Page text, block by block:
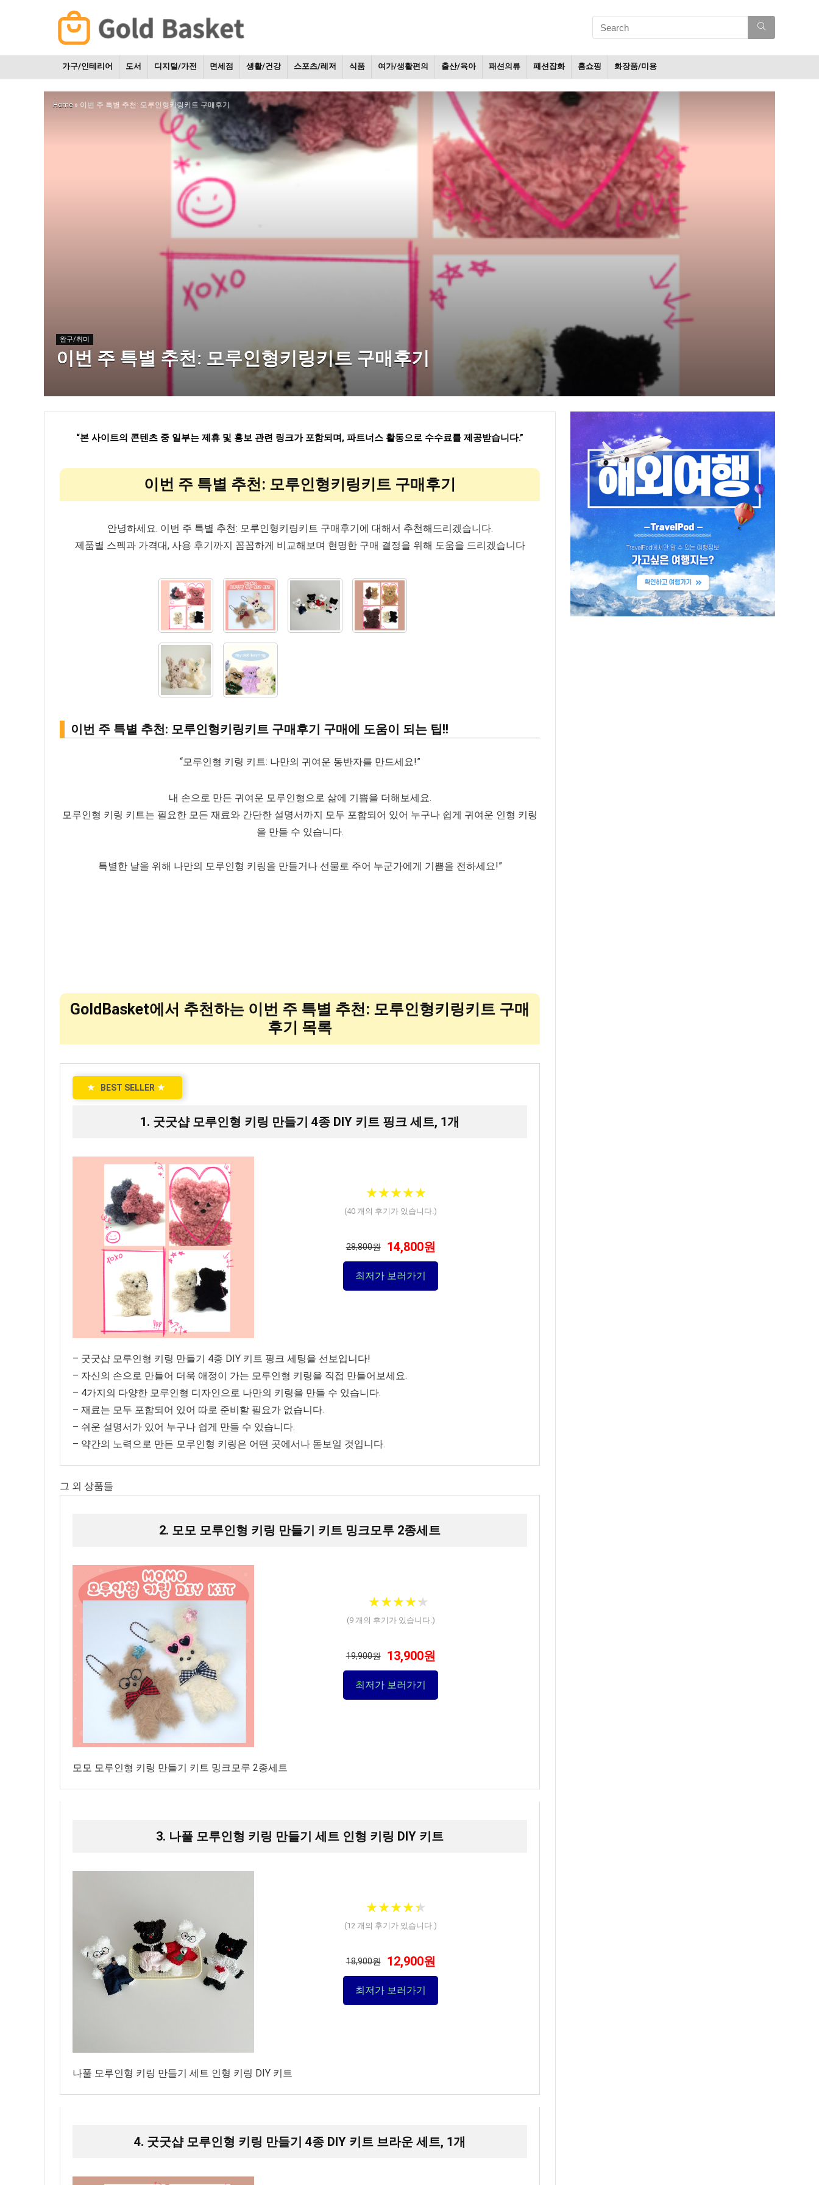
가구/인테리어 도서 디지털/가전 면세점 생활/건강 스포츠/레저 식품 여가/생활편의 출산/육아 패션의류 패션잡화 홈쇼핑 화장품/미용
Home » 이번 주 특별 추천: 모루인형키링키트 구매후기
완구/취미
이번 주 특별 추천: 모루인형키링키트 구매후기
“본 사이트의 콘텐츠 중 일부는 제휴 및 홍보 관련 링크가 포함되며, 파트너스 활동으로 수수료를 제공받습니다.”
이번 주 특별 추천: 모루인형키링키트 구매후기
안녕하세요. 이번 주 특별 추천: 모루인형키링키트 구매후기에 대해서 추천해드리겠습니다.
제품별 스펙과 가격대, 사용 후기까지 꼼꼼하게 비교해보며 현명한 구매 결정을 위해 도움을 드리겠습니다
이번 주 특별 추천: 모루인형키링키트 구매후기 구매에 도움이 되는 팁!!
“모루인형 키링 키트: 나만의 귀여운 동반자를 만드세요!”
내 손으로 만든 귀여운 모루인형으로 삶에 기쁨을 더해보세요.
모루인형 키링 키트는 필요한 모든 재료와 간단한 설명서까지 모두 포함되어 있어 누구나 쉽게 귀여운 인형 키링
을 만들 수 있습니다.
특별한 날을 위해 나만의 모루인형 키링을 만들거나 선물로 주어 누군가에게 기쁨을 전하세요!”
GoldBasket에서 추천하는 이번 주 특별 추천: 모루인형키링키트 구매
후기 목록
★ BEST SELLER ★
1. 굿굿샵 모루인형 키링 만들기 4종 DIY 키트 핑크 세트, 1개
★★★★★
★★★★★
(40 개의 후기가 있습니다.)
28,800원 14,800원
최저가 보러가기
– 굿굿샵 모루인형 키링 만들기 4종 DIY 키트 핑크 세팅을 선보입니다!
– 자신의 손으로 만들어 더욱 애정이 가는 모루인형 키링을 직접 만들어보세요.
– 4가지의 다양한 모루인형 디자인으로 나만의 키링을 만들 수 있습니다.
– 재료는 모두 포함되어 있어 따로 준비할 필요가 없습니다.
– 쉬운 설명서가 있어 누구나 쉽게 만들 수 있습니다.
– 약간의 노력으로 만든 모루인형 키링은 어떤 곳에서나 돋보일 것입니다.
그 외 상품들
2. 모모 모루인형 키링 만들기 키트 밍크모루 2종세트
★★★★★
★★★★★
(9개의 후기가 있습니다.)
19,900원 13,900원
최저가 보러가기
모모 모루인형 키링 만들기 키트 밍크모루 2종세트
3. 나풀 모루인형 키링 만들기 세트 인형 키링 DIY 키트
★★★★★
★★★★★
(12 개의 후기가 있습니다.)
18,900원 12,900원
최저가 보러가기
나풀 모루인형 키링 만들기 세트 인형 키링 DIY 키트
4. 굿굿샵 모루인형 키링 만들기 4종 DIY 키트 브라운 세트, 1개